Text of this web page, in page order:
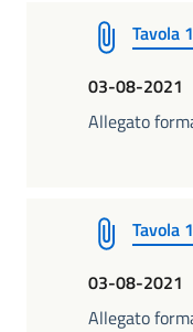
Tavola
03-08-2021
Allegato
Tavola
03-08-2021
Allegato